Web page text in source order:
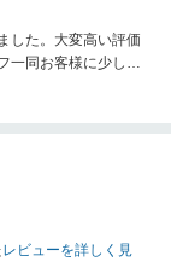
した。大変高い評価
一同お客様に少しで
レビューを詳しく見